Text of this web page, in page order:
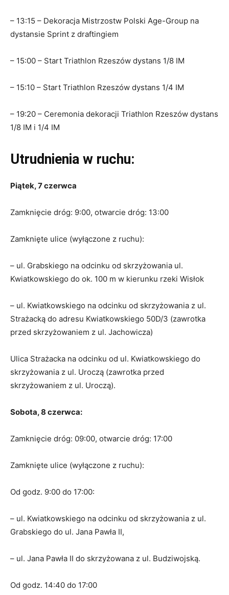
– 13:15 – Dekoracja Mistrzostw Polski Age-Group na
dystansie Sprint z draftingiem
– 15:00 – Start Triathlon Rzeszów dystans 1/8 IM
– 15:10 – Start Triathlon Rzeszów dystans 1/4 IM
– 19:20 – Ceremonia dekoracji Triathlon Rzeszów dystans
1/8 IM i 1/4 IM
Utrudnienia w ruchu:
Piątek, 7 czerwca
Zamknięcie dróg: 9:00, otwarcie dróg: 13:00
Zamknięte ulice (wyłączone z ruchu):
– ul. Grabskiego na odcinku od skrzyżowania ul.
Kwiatkowskiego do ok. 100 m w kierunku rzeki Wisłok
– ul. Kwiatkowskiego na odcinku od skrzyżowania z ul.
Strażacką do adresu Kwiatkowskiego 50D/3 (zawrotka
przed skrzyżowaniem z ul. Jachowicza)
Ulica Strażacka na odcinku od ul. Kwiatkowskiego do
skrzyżowania z ul. Uroczą (zawrotka przed
skrzyżowaniem z ul. Uroczą).
Sobota, 8 czerwca:
Zamknięcie dróg: 09:00, otwarcie dróg: 17:00
Zamknięte ulice (wyłączone z ruchu):
Od godz. 9:00 do 17:00:
– ul. Kwiatkowskiego na odcinku od skrzyżowania z ul.
Grabskiego do ul. Jana Pawła II,
– ul. Jana Pawła II do skrzyżowana z ul. Budziwojską.
Od godz. 14:40 do 17:00